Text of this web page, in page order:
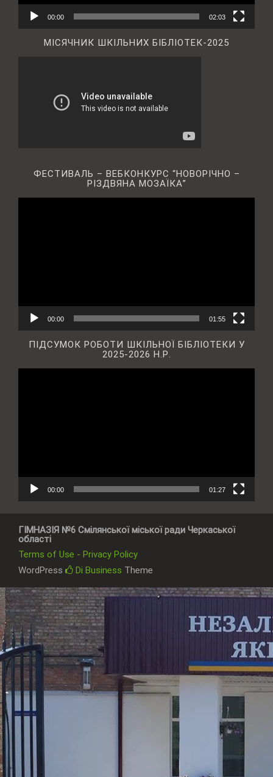
00:00 02:03
МІСЯЧНИК ШКІЛЬНИХ БІБЛІОТЕК-2025
ФЕСТИВАЛЬ – ВЕБКОНКУРС “НОВОРІЧНО –
РІЗДВЯНА МОЗАЇКА”
00:00 01:55
ПІДСУМОК РОБОТИ ШКІЛЬНОЇ БІБЛІОТЕКИ У
2025-2026 Н.Р.
00:00 01:27
ГІМНАЗІЯ №6 Смілянської міської ради Черкаської
області
Terms of Use - Privacy Policy
WordPress
Di Business Theme